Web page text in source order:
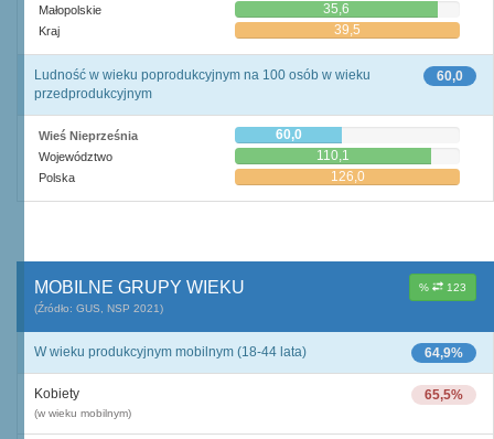
Małopolskie 35,6
Kraj 39,5
60,0
Ludność w wieku poprodukcyjnym na 100 osób w wieku
przedprodukcyjnym
Wieś Nieprześnia 60,0
Województwo 110,1
Polska 126,0
% 123
MOBILNE GRUPY WIEKU
(Źródło: GUS, NSP 2021)
64,9%
W wieku produkcyjnym mobilnym (18-44 lata)
65,5%
Kobiety
(w wieku mobilnym)